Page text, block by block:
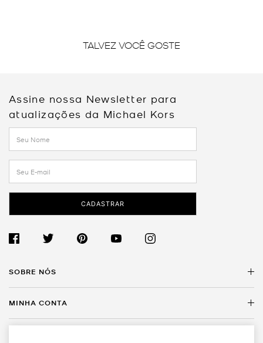
TALVEZ VOCÊ GOSTE
Assine nossa Newsletter para
atualizações da Michael Kors
CADASTRAR
SOBRE NÓS
Encontre uma Loja
MINHA CONTA